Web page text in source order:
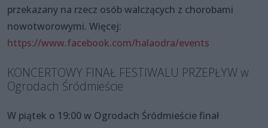
przekazany na rzecz osób walczących z chorobami
nowotworowymi. Więcej:
https://www.facebook.com/halaodra/events
KONCERTOWY FINAŁ FESTIWALU PRZEPŁYW w
Ogrodach Śródmieście
W piątek o 19:00 w Ogrodach Śródmieście finał